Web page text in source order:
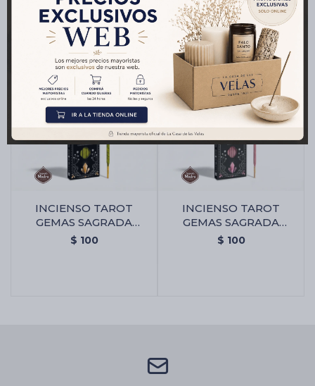
INCIENSO TAROT
GEMAS SAGRADA
MADRE X6 - Citrino -
$ 100
INCIENSO TAROT
GEMAS SAGRADA
MADRE X6 - Cuarzo
$ 100